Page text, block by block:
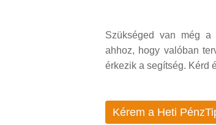
Szükséged van még a
ahhoz, hogy valóban
érkezik a segítség. Kérd
Kérem a Heti